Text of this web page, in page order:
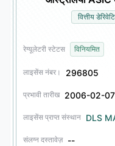
वित्तीय
रेग्यूलेटरी स्टेटस विनियमित
लाइसेंस नंबर। 296805
प्रभावी तारीख 2006-02-07
लाइसेंस प्राप्त संस्थान DLS
संलग्न दस्तावेज़ --